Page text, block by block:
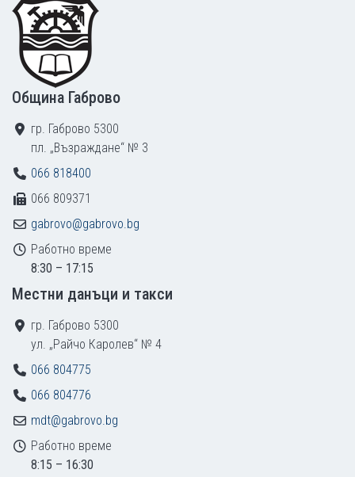
Община Габрово
гр. Габрово 5300
пл. „Възраждане“ № 3
066 818400
066 809371
gabrovo@gabrovo.bg
Работно време
8:30 – 17:15
Местни данъци и такси
гр. Габрово 5300
ул. „Райчо Каролев“ № 4
066 804775
066 804776
mdt@gabrovo.bg
Работно време
8:15 – 16:30